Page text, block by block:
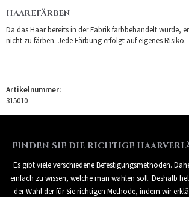
HAAREFÄRBEN
Da das Haar bereits in der Fabrik farbbehandelt wurde,
nicht zu färben. Jede Färbung erfolgt auf eigenes Risiko.
Artikelnummer:
315010
FINDEN SIE DIE RICHTIGE
Es gibt viele verschiedene Befestigungsmethoden.
einfach zu wissen, welche man wählen soll. Deshalb
der Wahl der für Sie richtigen Methode, indem wir